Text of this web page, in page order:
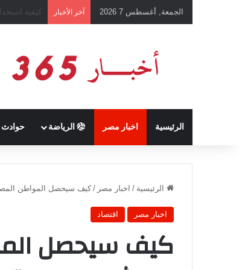
الجمعة, أغسطس 7 2026 آخر الأخبار رئيس نادي
الرئيسية اخبار مصر الرياضة حوادث
الرئيسية / اخبار مصر / كيف سيحصل المواطن
اخبار مصر اقتصاد
كيف سيحصل